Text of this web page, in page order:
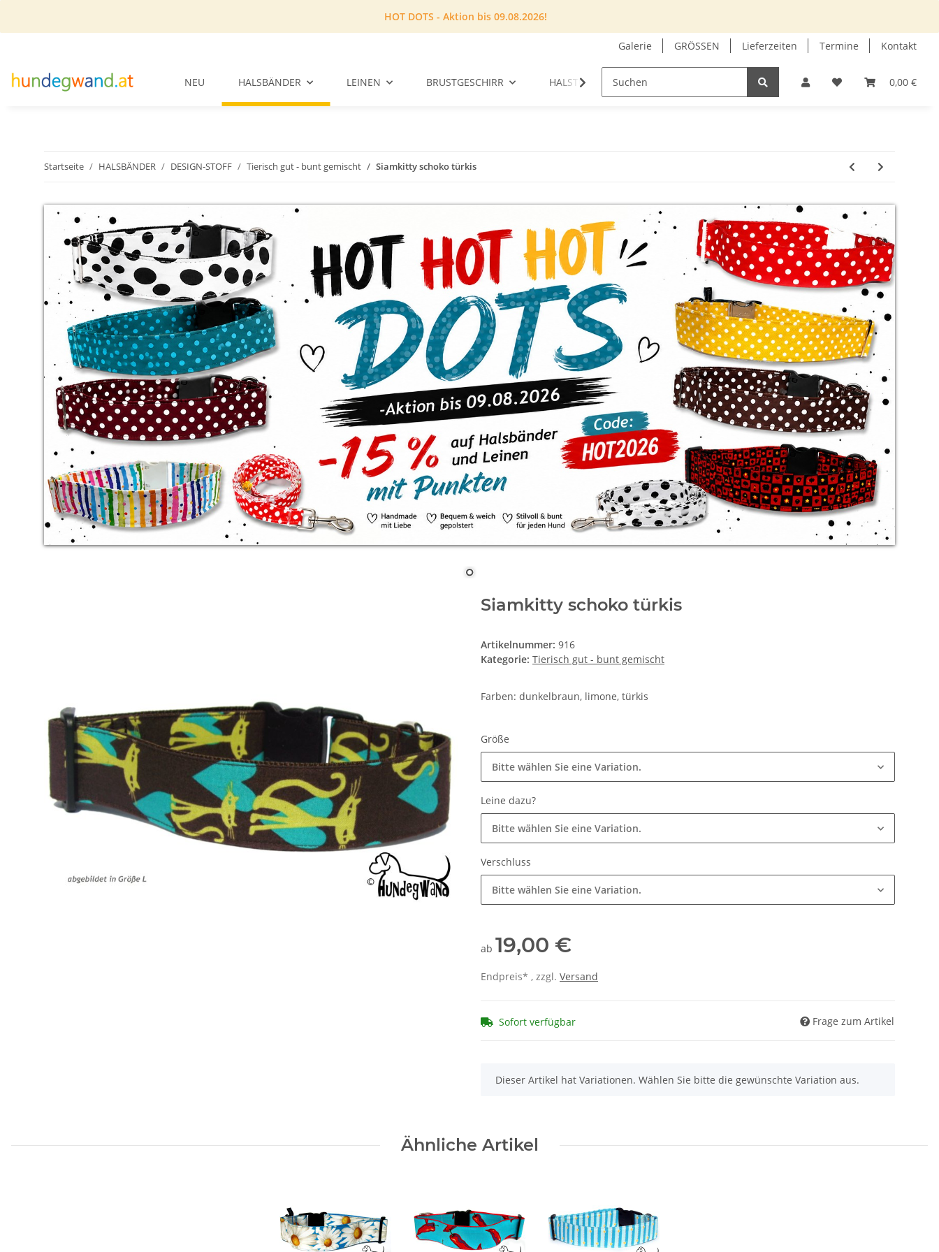
HOT DOTS - Aktion bis 09.08.2026!
Galerie GRÖSSEN Lieferzeiten Termine Kontakt
0,00 €
NEU HALSBÄNDER LEINEN BRUSTGESCHIRR HALSTUCH GUTSCHEIN INFOECKE
Startseite HALSBÄNDER DESIGN-STOFF Tierisch gut - bunt gemischt Siamkitty schoko türkis
Siamkitty schoko türkis
Artikelnummer: 916
Kategorie: Tierisch gut - bunt gemischt
Farben: dunkelbraun, limone, türkis
Größe
Bitte wählen Sie eine Variation.
Leine dazu?
Bitte wählen Sie eine Variation.
Verschluss
Bitte wählen Sie eine Variation.
ab 19,00 €
Endpreis* , zzgl. Versand
Sofort verfügbar Frage zum Artikel
x
Dieser Artikel hat Variationen. Wählen Sie bitte die gewünschte Variation aus.
Ähnliche Artikel